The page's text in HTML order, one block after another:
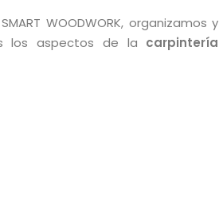
WOODWORK, organizamos y
los aspectos de la carpintería